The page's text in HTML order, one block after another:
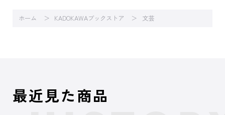
ホーム KADOKAWAブックストア 文芸
最近見た商品